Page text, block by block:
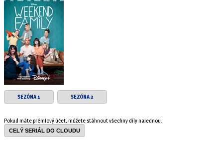
SEZÓNA 1 SEZÓNA 2
Pokud máte prémiový účet, můžete stáhnout všechny díly najednou.
CELÝ SERIÁL DO CLOUDU